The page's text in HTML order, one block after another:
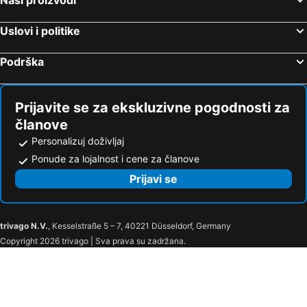
Saint Nicholas Beach Resort
Hanioti, Centralna Makedonija Hoteli
Atina, Atika Hoteli
Uslovi i politike
Podrška
Prijavite se za ekskluzivne pogodnosti za
članove
Personalizuj doživljaj
Ponude za lojalnost i cene za članove
Prijavi se
trivago N.V., Kesselstraße 5 – 7, 40221 Düsseldorf, Germany
Copyright 2026 trivago | Sva prava su zadržana.